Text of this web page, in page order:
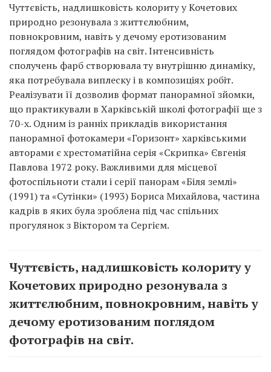
Чуттєвість, надлишковість колориту у Кочетових
природно резонувала з життєлюбним,
повнокровним, навіть у дечому еротизованим
поглядом фотографів на світ. Інтенсивність
сполучень фарб створювала ту внутрішню динаміку,
яка потребувала виплеску і в композиціях робіт.
Реалізувати її дозволив формат панорамної зйомки,
що практикували в Харківській школі фотографії ще з
70-х. Одним із ранніх прикладів використання
панорамної фотокамери «Горизонт» харківськими
авторами є хрестоматійна серія «Скрипка» Євгенія
Павлова 1972 року. Важливими для місцевої
фотоспільноти стали і серії панорам «Біля землі»
(1991) та «Сутінки» (1993) Бориса Михайлова, частина
кадрів в яких була зроблена під час спільних
прогулянок з Віктором та Сергієм.
Чуттєвість, надлишковість колориту у
Кочетових природно резонувала з
життєлюбним, повнокровним, навіть у
дечому еротизованим поглядом
фотографів на світ.